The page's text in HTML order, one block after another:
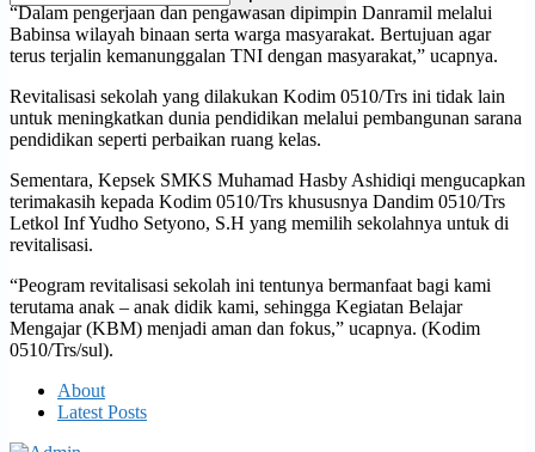
“Dalam pengerjaan dan pengawasan dipimpin Danramil melalui
Babinsa wilayah binaan serta warga masyarakat. Bertujuan agar
terus terjalin kemanunggalan TNI dengan masyarakat,” ucapnya.
Revitalisasi sekolah yang dilakukan Kodim 0510/Trs ini tidak lain
untuk meningkatkan dunia pendidikan melalui pembangunan sarana
pendidikan seperti perbaikan ruang kelas.
Sementara, Kepsek SMKS Muhamad Hasby Ashidiqi mengucapkan
terimakasih kepada Kodim 0510/Trs khususnya Dandim 0510/Trs
Letkol Inf Yudho Setyono, S.H yang memilih sekolahnya untuk di
revitalisasi.
“Peogram revitalisasi sekolah ini tentunya bermanfaat bagi kami
terutama anak – anak didik kami, sehingga Kegiatan Belajar
Mengajar (KBM) menjadi aman dan fokus,” ucapnya. (Kodim
0510/Trs/sul).
About
Latest Posts